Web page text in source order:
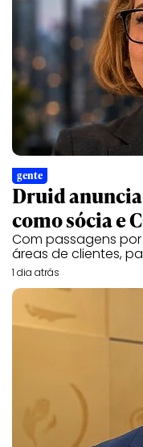
gente
Druid
como sócia e
Com passagens por
áreas de clientes,
1 dia atrás